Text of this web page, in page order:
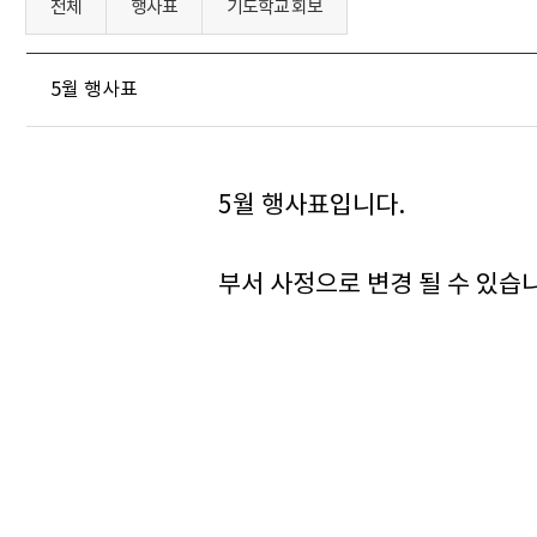
전체 행사표 기도학교 회보
5월 행사표
5월 행사표입니다.
부서 사정으로 변경 될 수 있습